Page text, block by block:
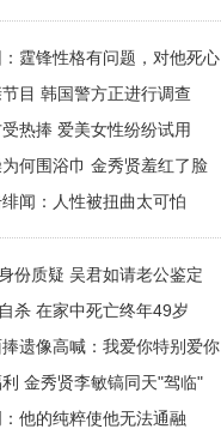
霆锋性格有问题，对他死心
目 韩国警方正进行调查
热捧 爱美女性纷纷试用
何围浴巾 金秀贤羞红了脸
闻：人性被扭曲太可怕
份质疑 吴君如请老公鉴定
杀 在家中死亡终年49岁
遗像高喊：我爱你特别爱你
金秀贤李敏镐同天"驾临"
他的纯粹使他无法通融